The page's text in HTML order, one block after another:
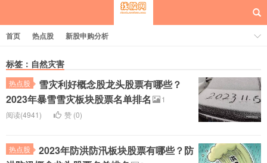
每日概念股
首页 热点股 新股申购分析
标签：自然灾害
热点股
雪灾利好概念股龙头股票有哪些？
2023年暴雪雪灾板块股票名单排名
1
阅读(4941)
赞 (0)
热点股
2023年防洪防汛板块股票有哪些？防